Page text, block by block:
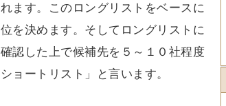
ます。このロングリストをベースに
を決めます。そしてロングリストに
認した上で候補先を５～１０社程度
ョートリスト」と言います。